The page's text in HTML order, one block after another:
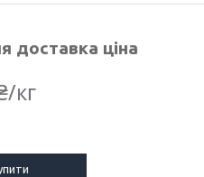
доставка ціна
кг